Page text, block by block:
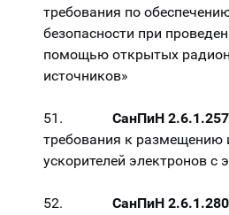
требования по
безопасности при
помощью открытых
источников»
51. СанПиН
требования к размещению
ускорителей электронов с
52. СанПиН